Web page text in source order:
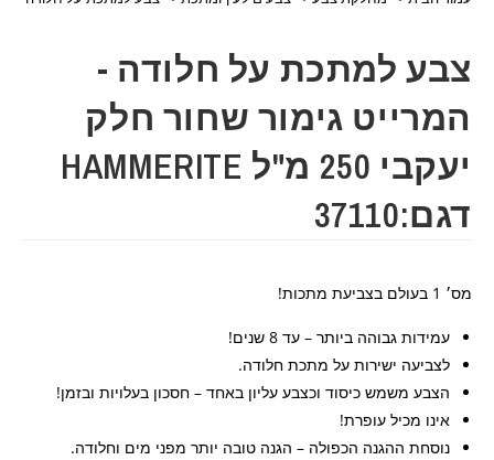
צבע למתכת על חלודה -
המרייט גימור שחור חלק
יעקבי 250 מ"ל HAMMERITE
דגם:37110
מס׳ 1 בעולם בצביעת מתכות!
עמידות גבוהה ביותר – עד 8 שנים!
לצביעה ישירות על מתכת חלודה.
הצבע משמש כיסוד וכצבע עליון באחד – חסכון בעלויות ובזמן!
אינו מכיל עופרת!
נוסחת ההגנה הכפולה – הגנה טובה יותר מפני מים וחלודה.